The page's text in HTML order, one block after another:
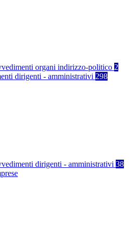
organi indirizzo-politico 2
dirigenti - amministrativi 298
dirigenti - amministrativi 38